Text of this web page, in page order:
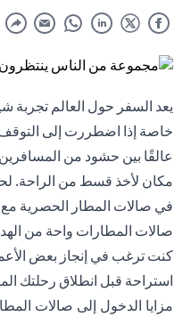
يعد السفر حول العالم تجربة
خاصة إذا اضطررت إلى
عالقًا بين حشود من
مكان لأخذ قسط من الراحة.
في صالات المطار الحصرية
صالات المطارات واحة من
كنت ترغب في إنجاز بعض
استراحة قبل انطلاق رحلتك
مزايا الدخول إلى صالات